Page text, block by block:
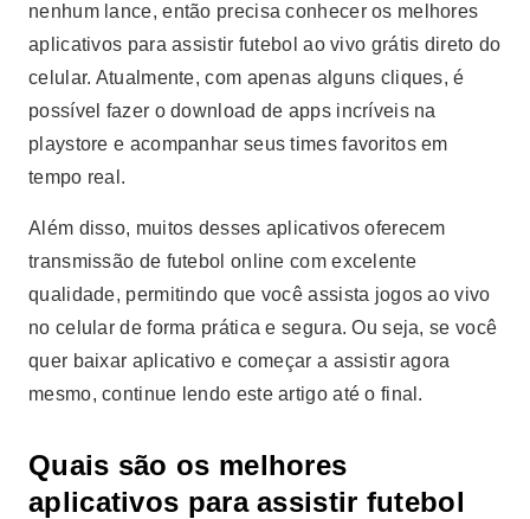
nenhum lance, então precisa conhecer os melhores
aplicativos para assistir futebol ao vivo grátis direto do
celular. Atualmente, com apenas alguns cliques, é
possível fazer o download de apps incríveis na
playstore e acompanhar seus times favoritos em
tempo real.
Além disso, muitos desses aplicativos oferecem
transmissão de futebol online com excelente
qualidade, permitindo que você assista jogos ao vivo
no celular de forma prática e segura. Ou seja, se você
quer baixar aplicativo e começar a assistir agora
mesmo, continue lendo este artigo até o final.
Quais são os melhores
aplicativos para assistir futebol